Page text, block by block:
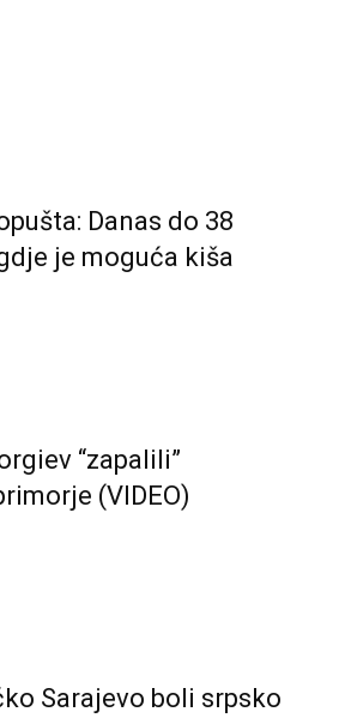
Danas do 38
je moguća kiša
“zapalili”
(VIDEO)
Sarajevo boli srpsko